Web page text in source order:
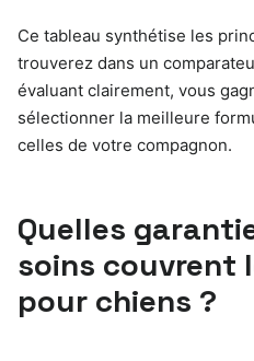
Ce tableau synthétise les
trouverez dans un
évaluant clairement, vous
sélectionner la meilleure
celles de votre compagnon.
Quelles
soins couvrent
pour chiens ?